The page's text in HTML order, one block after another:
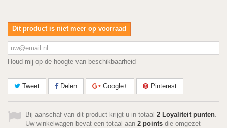
Dit product is niet meer op voorraad
Houd mij op de hoogte van beschikbaarheid
Tweet Delen Google+ Pinterest
Bij aanschaf van dit product krijgt u in totaal 2 Loyaliteit punten
Uw winkelwagen bevat een totaal aan 2 points die omgezet